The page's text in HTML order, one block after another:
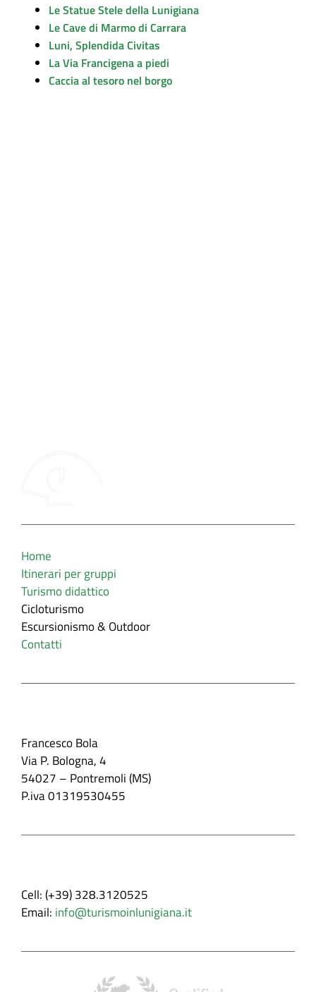
Le Statue Stele della Lunigiana
Le Cave di Marmo di Carrara
Luni, Splendida Civitas
La Via Francigena a piedi
Caccia al tesoro nel borgo
Home
Itinerari per gruppi
Turismo didattico
Cicloturismo
Escursionismo & Outdoor
Contatti
Francesco Bola
Via P. Bologna, 4
54027 – Pontremoli (MS)
P.iva 01319530455
Cell: (+39) 328.3120525
Email: info@turismoinlunigiana.it